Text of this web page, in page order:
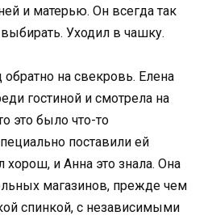
и матерью. Он всегда так
Уходил в чашку.
на свекровь. Елена
гостиной и смотрела на
это было что-то
поставили ей
и Анна это знала. Она
магазинов, прежде чем
спинкой, с независимыми